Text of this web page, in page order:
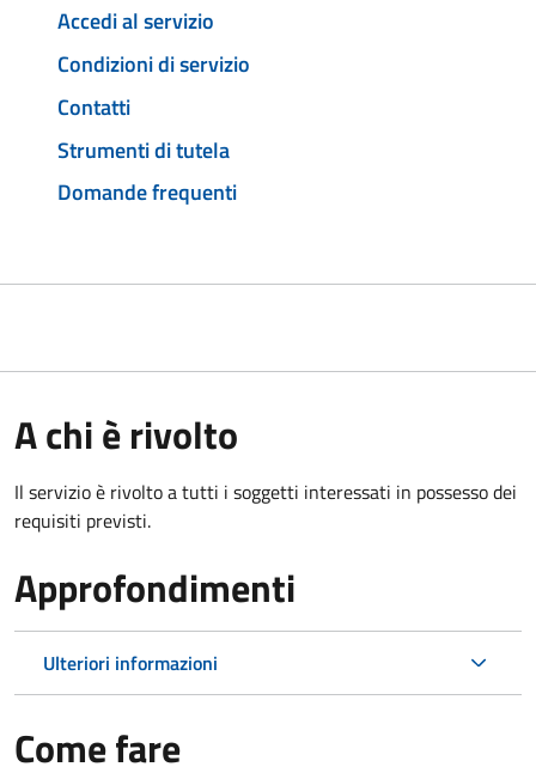
Accedi al servizio
Condizioni di servizio
Contatti
Strumenti di tutela
Domande frequenti
A chi è rivolto
Il servizio è rivolto a tutti i soggetti interessati in possesso dei
requisiti previsti.
Approfondimenti
Ulteriori informazioni
Come fare